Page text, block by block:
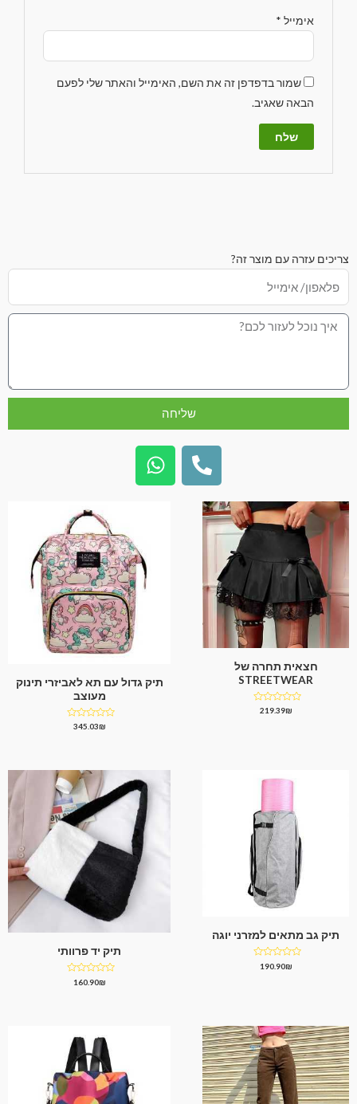
אימייל *
שמור בדפדפן זה את השם, האימייל והאתר שלי לפעם
הבאה שאגיב.
צריכים עזרה עם מוצר זה?
שליחה
חצאית תחרה של
STREETWEAR
דורג219.39₪
תיק גדול עם תא לאביזרי תינוק
מעוצב
דורג345.03₪
תיק גב מתאים למזרני יוגה
דורג190.90₪
תיק יד פרוותי
דורג160.90₪